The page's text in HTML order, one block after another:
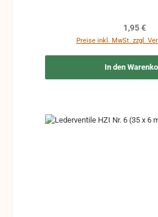
Regulärer
1,95 €
Preise inkl. MwSt. zzgl.
In den